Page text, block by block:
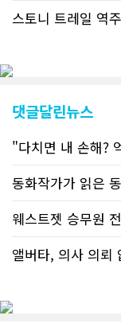
댓글달린뉴스
"다치면 내 손해?
앨버타, 의사 의